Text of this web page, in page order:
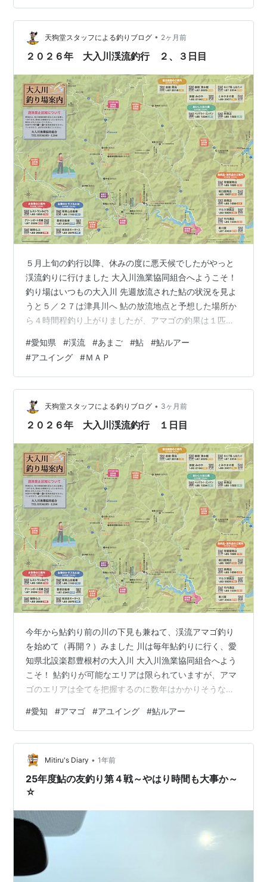
増水した分深場にいるため採取も大変でした また、岸際
の石下では小型のミミズも数匹確認できたので、雨が降
ったらミミズ！ は間違いなさそうです その後は川虫を使
って、いつもより少し小型のアマ…
天狗堂スタッフによる釣りブログ • 2ヶ月前
２０２６年 大入川渓流釣行 ２、３日目
５月上旬の釣行以降、休みの度に悪天候でしたがやっと
渓流釣りに行けました 大入川漁業協同組合へようこそ！
釣り場はいつもの大入川 先週放流された鮎の状況を見よ
うと５／２７は津具川へ 鮎の放流地点と予想した場所か
ら４時間程釣り上がりましたが、アマゴの釣果は１匹
かったです午後も津具川の下流に移動しましたが、ここ
でもアマゴの釣果は１匹のみ ここも小鮎の群れは確認で
きました この日の釣果はアマゴ２匹 河原でスマホカメラ
の調子が悪くなるため、まな板上で ２日目、６／２８は
普段行くことのなかった川筋を数河川見て回りました
が、渓流釣りあるあるの「どこから降り…
#愛知県 #渓流 #あまご #鮎 #鮎ルアー
#アユイング #ＭＡＰ
天狗堂スタッフによる釣りブログ • 3ヶ月前
２０２６年 大入川渓流釣行 １日目
今年から鮎釣り前の川の下見も兼ねて、渓流アマゴ釣り
を始めて（再開？）みました 川は毎年鮎釣りに行く、愛
知県北設楽郡豊根村の大入川 大入川漁業協同組合へよう
こそ！ 鮎釣りが可能なエリアは限られていますが、アマ
ゴのエリアは全てを把握するのに数年はかかりそうな広
（金）に川相を把握している津具川で竿を出してみまし
た 開始３０分程で 数十年ぶりの狙って釣ったアマゴ そ
の後もポツポツと掛かり ７：３０頃から９：００頃まで
の釣果は５匹 その後は毎年恒例の日釣振愛知支部「第５
回北設楽郡・大入川あまご稚魚放流／地域清掃」に参加
午後からも竿を出し、 ２３ｃｍ程…
#愛知 #アマゴ #アユイング #鮎ルアー
Mitiru's Diary • 1年前
25年度鮎の友釣り第４戦～やはり時間も大事か～
☆